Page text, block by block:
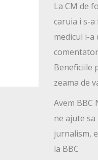
La CM de
caruia i s-a
medicul i-a
Beneficiile
zeama de
Avem BBC
ne ajute
jurnalism,
la BBC